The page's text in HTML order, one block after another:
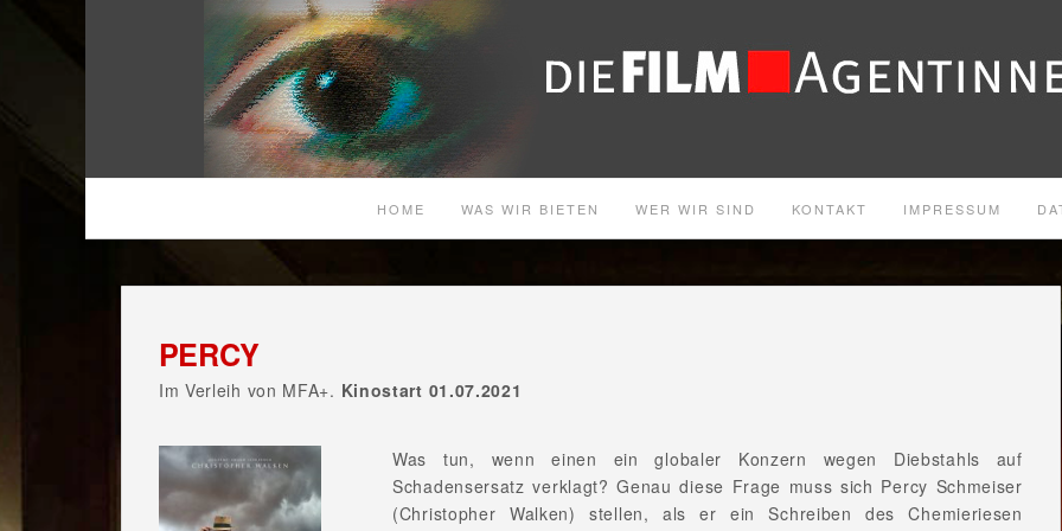
HOME WAS WIR BIETEN WER WIR SIND KONTAKT IMPRESSUM
PERCY
Im Verleih von MFA+. Kinostart 01.07.2021
Was tun, wenn einen ein globaler Konzern wegen Diebstahls auf
Schadensersatz verklagt? Genau diese Frage muss sich Percy Schmeiser
(Christopher Walken) stellen, als er ein Schreiben des Chemieriesen